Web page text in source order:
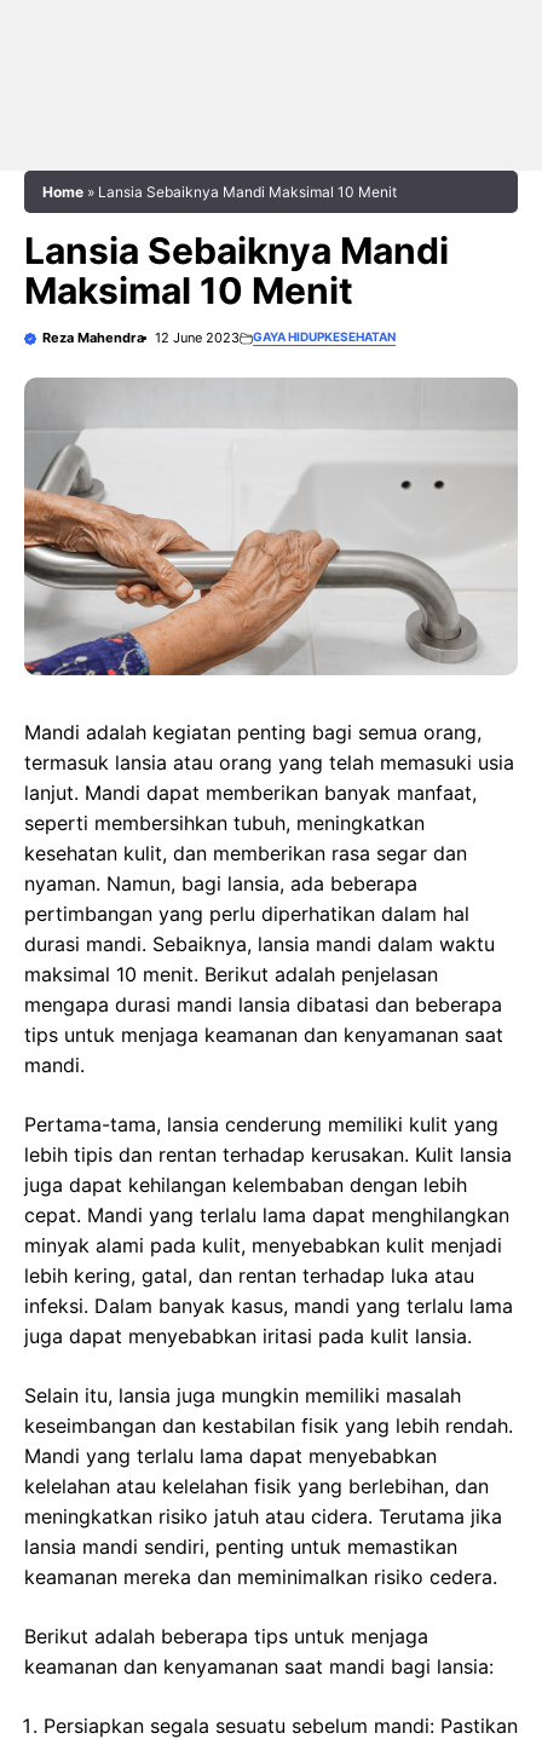
Home » Lansia Sebaiknya Mandi Maksimal 10 Menit
Lansia Sebaiknya Mandi
Maksimal 10 Menit
Reza Mahendra 12 June 2023 GAYA HIDUPKESEHATAN
Mandi adalah kegiatan penting bagi semua orang,
termasuk lansia atau orang yang telah memasuki usia
lanjut. Mandi dapat memberikan banyak manfaat,
seperti membersihkan tubuh, meningkatkan
kesehatan kulit, dan memberikan rasa segar dan
nyaman. Namun, bagi lansia, ada beberapa
pertimbangan yang perlu diperhatikan dalam hal
durasi mandi. Sebaiknya, lansia mandi dalam waktu
maksimal 10 menit. Berikut adalah penjelasan
mengapa durasi mandi lansia dibatasi dan beberapa
tips untuk menjaga keamanan dan kenyamanan saat
mandi.
Pertama-tama, lansia cenderung memiliki kulit yang
lebih tipis dan rentan terhadap kerusakan. Kulit lansia
juga dapat kehilangan kelembaban dengan lebih
cepat. Mandi yang terlalu lama dapat menghilangkan
minyak alami pada kulit, menyebabkan kulit menjadi
lebih kering, gatal, dan rentan terhadap luka atau
infeksi. Dalam banyak kasus, mandi yang terlalu lama
juga dapat menyebabkan iritasi pada kulit lansia.
Selain itu, lansia juga mungkin memiliki masalah
keseimbangan dan kestabilan fisik yang lebih rendah.
Mandi yang terlalu lama dapat menyebabkan
kelelahan atau kelelahan fisik yang berlebihan, dan
meningkatkan risiko jatuh atau cidera. Terutama jika
lansia mandi sendiri, penting untuk memastikan
keamanan mereka dan meminimalkan risiko cedera.
Berikut adalah beberapa tips untuk menjaga
keamanan dan kenyamanan saat mandi bagi lansia:
Persiapkan segala sesuatu sebelum mandi: Pastikan